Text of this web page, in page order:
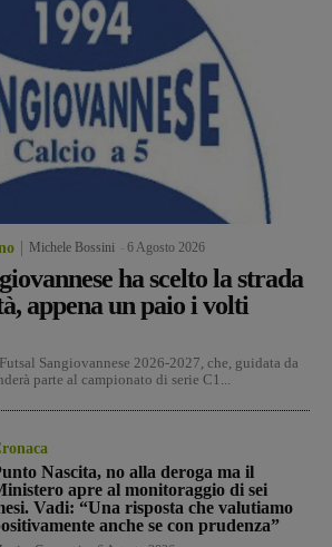
Michele Bossini 6 Agosto 2026
ha scelto la strada
appena un paio i volti
Sangiovannese 2026-2027, che, guidata da
parte al campionato di serie C1...
Nascita, no alla deroga ma il
apre al monitoraggio di sei
Vadi: “Una risposta che valutiamo
anche se con prudenza”